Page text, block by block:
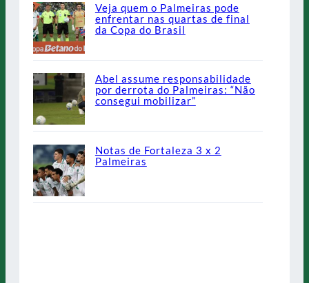
Veja quem o Palmeiras pode
enfrentar nas quartas de final
da Copa do Brasil
Abel assume responsabilidade
por derrota do Palmeiras: “Não
consegui mobilizar”
Notas de Fortaleza 3 x 2
Palmeiras